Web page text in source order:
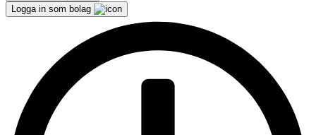
Logga in som bolag